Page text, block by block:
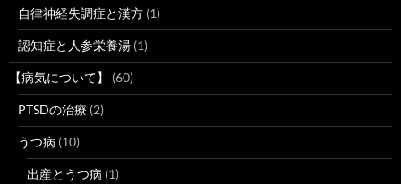
自律神経失調症と漢方 (1)
認知症と人参栄養湯 (1)
【病気について】 (60)
PTSDの治療 (2)
うつ病 (10)
出産とうつ病 (1)